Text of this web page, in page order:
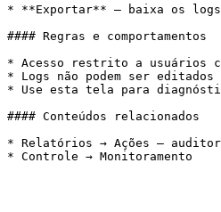
* **Exportar** — baixa os
#### Regras e comportamentos
* Acesso restrito a usuários
* Logs não podem ser
* Use esta tela para
#### Conteúdos relacionados
* Relatórios → Ações —